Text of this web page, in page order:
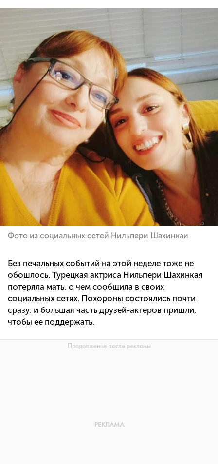
Фото из социальных сетей Нильпери Шахинкаи
Без печальных событий на этой неделе тоже не
обошлось. Турецкая актриса Нильпери Шахинкая
потеряла мать, о чем сообщила в своих
социальных сетях. Похороны состоялись почти
сразу, и большая часть друзей-актеров пришли,
чтобы ее поддержать.